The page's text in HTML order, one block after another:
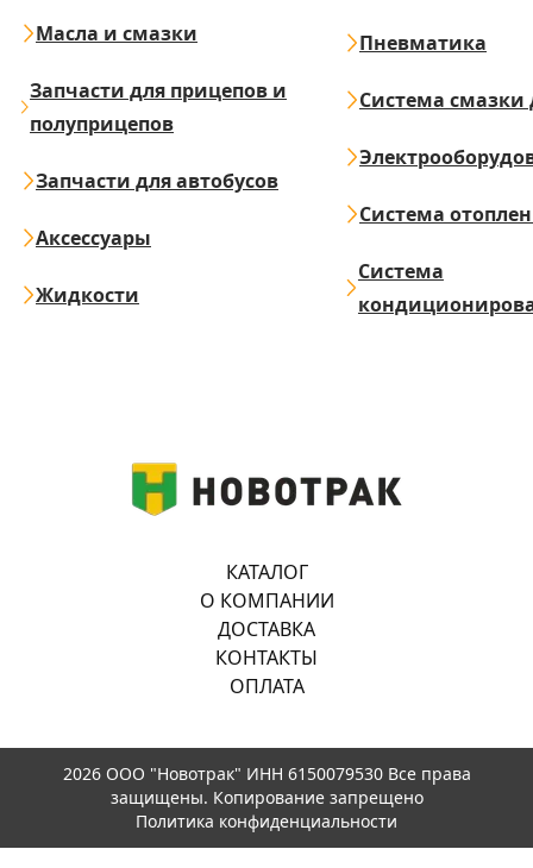
Масла и смазки
Запчасти для прицепов и
полуприцепов
Запчасти для автобусов
Аксессуары
Жидкости
Пневматика
Система смазки
Система
Система
КАТАЛОГ
О КОМПАНИИ
ДОСТАВКА
КОНТАКТЫ
ОПЛАТА
2026 ООО "Новотрак" ИНН 6150079530 Все права
защищены. Копирование запрещено
Политика конфиденциальности